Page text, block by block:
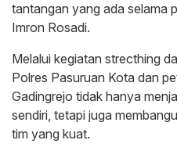
tantangan yang ada selama
Imron Rosadi.
Melalui kegiatan strecthing
Polres Pasuruan Kota dan
Gadingrejo tidak hanya
sendiri, tetapi juga
tim yang kuat.